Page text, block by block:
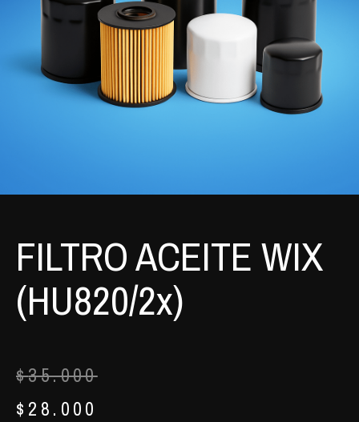
FILTRO ACEITE WIX
(HU820/2x)
$35.000
$ 28.000